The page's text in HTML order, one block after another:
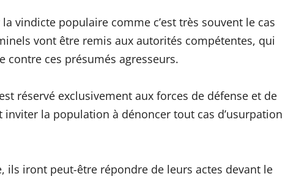
vindicte populaire comme c’est très souvent le cas
vont être remis aux autorités compétentes, qui
ces présumés agresseurs.
réservé exclusivement aux forces de défense et de
la population à dénoncer tout cas d’usurpation
ils iront peut-être répondre de leurs actes devant le